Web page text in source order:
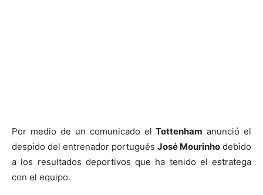
Por medio de un comunicado el Tottenham anunció el
despido del entrenador portugués José Mourinho debido
a los resultados deportivos que ha tenido el estratega
con el equipo.